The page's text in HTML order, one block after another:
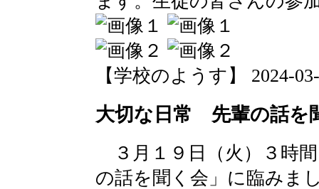
【学校のようす】 2024-
大切な日常 先輩の話を
３月１９日（火）３時
の話を聞く会」に臨みま